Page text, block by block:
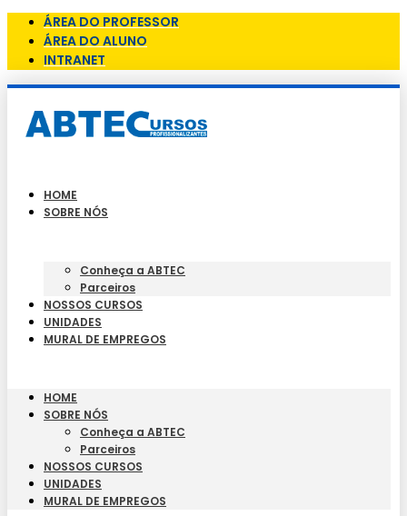
ÁREA DO PROFESSOR
ÁREA DO ALUNO
INTRANET
HOME
SOBRE NÓS
Conheça a ABTEC
Parceiros
NOSSOS CURSOS
UNIDADES
MURAL DE EMPREGOS
HOME
SOBRE NÓS
Conheça a ABTEC
Parceiros
NOSSOS CURSOS
UNIDADES
MURAL DE EMPREGOS